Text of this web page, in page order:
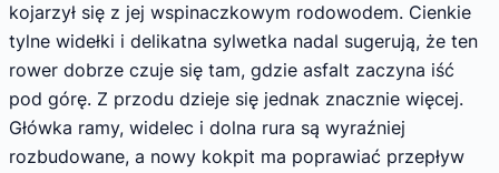
kojarzył się z jej wspinaczkowym rodowodem. Cienkie
tylne widełki i delikatna sylwetka nadal sugerują, że ten
rower dobrze czuje się tam, gdzie asfalt zaczyna iść
pod górę. Z przodu dzieje się jednak znacznie więcej.
Główka ramy, widelec i dolna rura są wyraźniej
rozbudowane, a nowy kokpit ma poprawiać przepływ